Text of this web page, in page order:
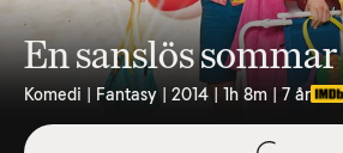
En sanslös sommar
Komedi | Fantasy | 2014 | 1h 8m | 7 år